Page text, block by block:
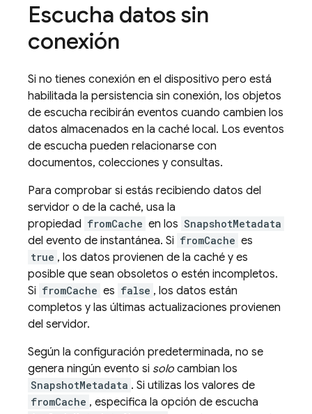
Escucha datos sin
conexión
Si no tienes conexión en el dispositivo pero está
habilitada la persistencia sin conexión, los objetos
de escucha recibirán eventos cuando cambien los
datos almacenados en la caché local. Los eventos
de escucha pueden relacionarse con
documentos, colecciones y consultas.
Para comprobar si estás recibiendo datos del
servidor o de la caché, usa la
propiedad fromCache en los SnapshotMetadata
del evento de instantánea. Si fromCache es
true , los datos provienen de la caché y es
posible que sean obsoletos o estén incompletos.
Si fromCache es false , los datos están
completos y las últimas actualizaciones provienen
del servidor.
Según la configuración predeterminada, no se
genera ningún evento si solo cambian los
SnapshotMetadata . Si utilizas los valores de
fromCache , especifica la opción de escucha